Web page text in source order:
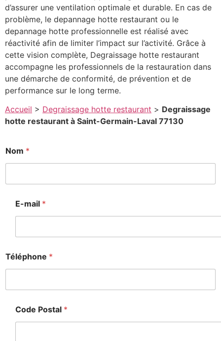
d’assurer une ventilation optimale et durable. En cas de
problème, le depannage hotte restaurant ou le
depannage hotte professionnelle est réalisé avec
réactivité afin de limiter l’impact sur l’activité. Grâce à
cette vision complète, Degraissage hotte restaurant
accompagne les professionnels de la restauration dans
une démarche de conformité, de prévention et de
performance sur le long terme.
Accueil > Degraissage hotte restaurant > Degraissage
hotte restaurant à Saint-Germain-Laval 77130
Nom *
E-mail *
Téléphone *
Code Postal *